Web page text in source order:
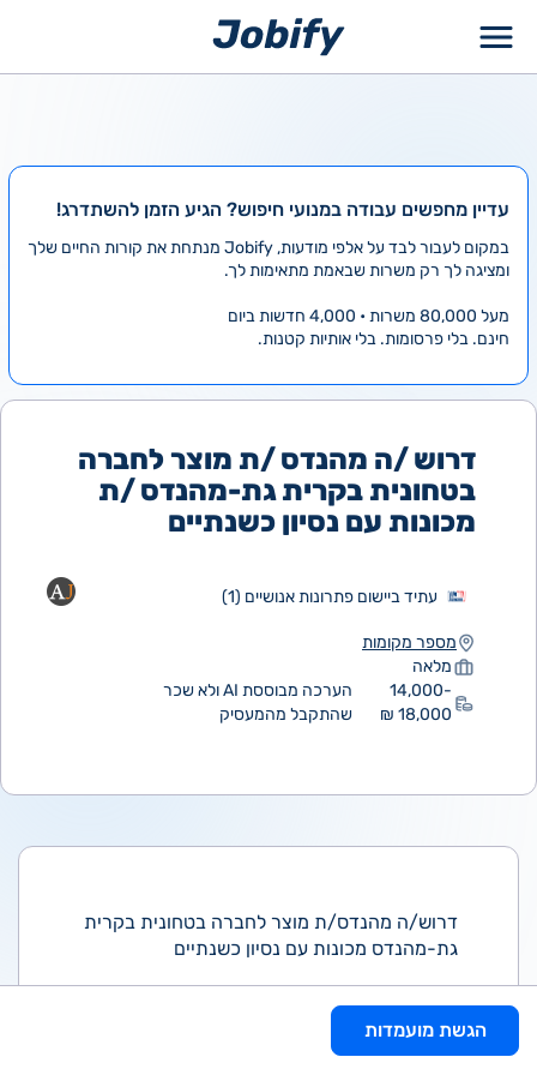
עדיין מחפשים עבודה במנועי חיפוש? הגיע הזמן להשתדרג!
במקום לעבור לבד על אלפי מודעות, Jobify מנתחת את קורות החיים שלך
ומציגה לך רק משרות שבאמת מתאימות לך.
מעל 80,000 משרות • 4,000 חדשות ביום
חינם. בלי פרסומות. בלי אותיות קטנות.
דרוש /ה מהנדס /ת מוצר לחברה
בטחונית בקרית גת-מהנדס /ת
מכונות עם נסיון כשנתיים
עתיד ביישום פתרונות אנושיים (1)
מספר מקומות
מלאה
14,000-
18,000 ₪
הערכה מבוססת AI ולא שכר
שהתקבל מהמעסיק
דרוש/ה מהנדס/ת מוצר לחברה בטחונית בקרית
גת-מהנדס מכונות עם נסיון כשנתיים
אחריות לביצוע פעילויות הנדסת מוצר למערכות
מכאניות, הכוללות תחזוקה הנדסית שוטפת של
המוצר לאורך מחזור חייו, מתן מענה הנדסי לגורמי
הגשת מועמדות